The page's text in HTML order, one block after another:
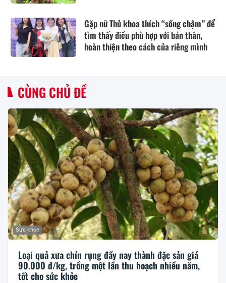
Gặp nữ Thủ khoa thích “sống chậm” để
tìm thấy điều phù hợp với bản thân,
hoàn thiện theo cách của riêng mình
CÙNG CHỦ ĐỀ
Sức khỏe
Loại quả xưa chín rụng đầy nay thành đặc sản giá
90.000 đ/kg, trồng một lần thu hoạch nhiều năm,
tốt cho sức khỏe